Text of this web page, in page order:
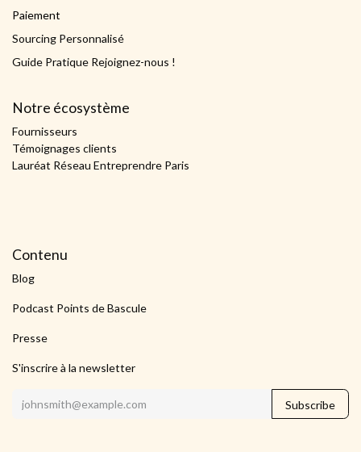
Paiement
Sourcing Personnalisé
Guide Pratique Rejoignez-nous !
Notre écosystème
Fournisseurs
Témoignages clients
Lauréat Réseau Entreprendre Paris
Contenu
Blog
Podcast Points de Bascule
Presse
S'inscrire à la newsletter
Subscribe